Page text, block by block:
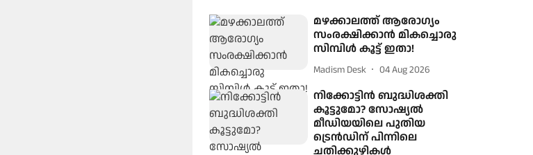
മഴക്കാലത്ത് ആരോഗ്യം
സംരക്ഷിക്കാൻ മികച്ചൊരു
സിമ്പിൾ കൂട്ട് ഇതാ!
Madism Desk 04 Aug 2026
നിക്കോട്ടിൻ ബുദ്ധിശക്തി
കൂട്ടുമോ? സോഷ്യൽ
മീഡിയയിലെ പുതിയ
ട്രെൻഡിന് പിന്നിലെ
ചതിക്കുഴികൾ